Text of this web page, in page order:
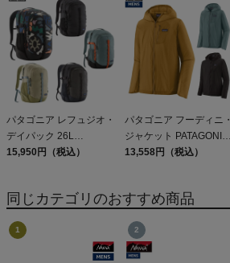
HYBRID BOX LOGO
EMBROIDERY L/S TEE
JOGGERS
パタゴニア レフュジオ・
デイパック 26L
PATAGONIA REFUGIO
15,950円（税込）
パタゴニア フーディニ・
ジャケット PATAGONIA
MS HOUDINI JKT
13,558円（税込）
同じカテゴリのおすすめ商品